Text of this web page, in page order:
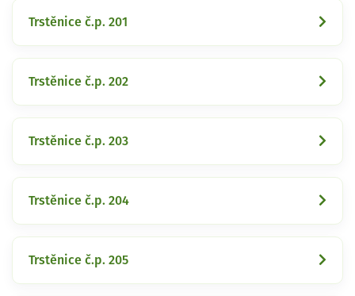
Trstěnice č.p. 201
Trstěnice č.p. 202
Trstěnice č.p. 203
Trstěnice č.p. 204
Trstěnice č.p. 205